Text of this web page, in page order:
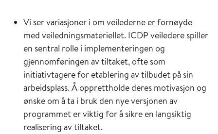
Vi ser variasjoner i om veilederne er fornøyde
med veiledningsmateriellet. ICDP veiledere spiller
en sentral rolle i implementeringen og
gjennomføringen av tiltaket, ofte som
initiativtagere for etablering av tilbudet på sin
arbeidsplass. Å opprettholde deres motivasjon og
ønske om å ta i bruk den nye versjonen av
programmet er viktig for å sikre en langsiktig
realisering av tiltaket.